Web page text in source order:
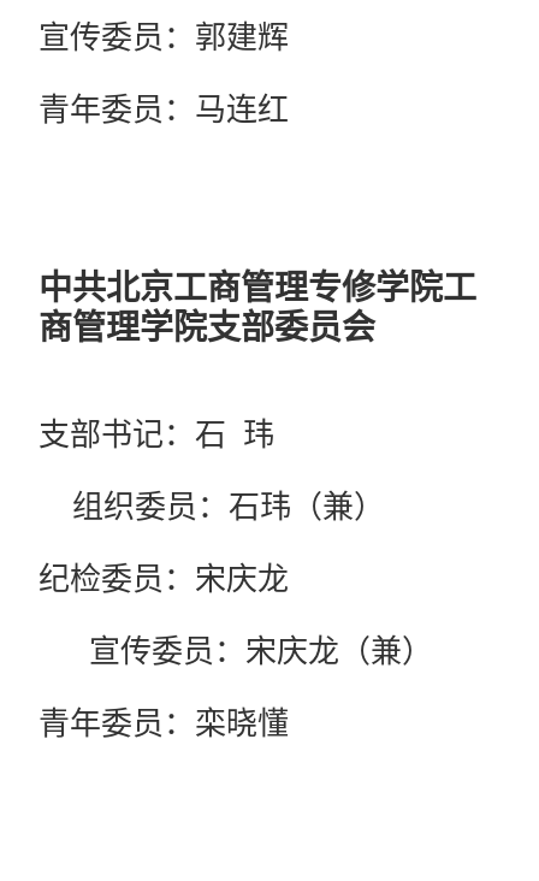
宣传委员：郭建辉
青年委员：马连红
中共北京工商管理专修学院工
商管理学院支部委员会
支部书记：石 玮
组织委员：石玮（兼）
纪检委员：宋庆龙
宣传委员：宋庆龙（兼）
青年委员：栾晓懂